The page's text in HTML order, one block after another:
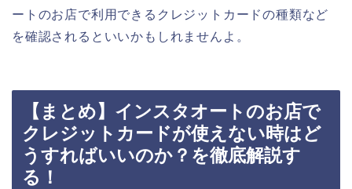
ートのお店で利用できるクレジットカードの種類など
を確認されるといいかもしれませんよ。
【まとめ】インスタオートのお店で
クレジットカードが使えない時はど
うすればいいのか？を徹底解説す
る！